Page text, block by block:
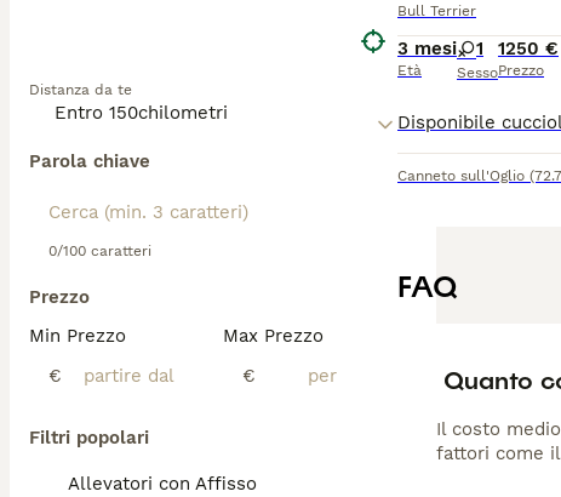
Distanza da te
Parola chiave
0/100 caratteri
Prezzo
Min Prezzo
€
Max Prezzo
€
Filtri popolari
Allevatori con Affisso
Prima di
Bull Terrier
3 mesi
Età
1
Sesso
1250 €
Prezzo
Canneto sull'Oglio
FAQ
Quanto
Il costo
fattori come